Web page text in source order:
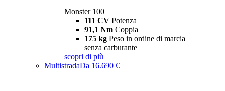
Monster 100
111 CV Potenza
91,1 Nm Coppia
175 kg Peso in ordine di marcia
senza carburante
scopri di più
MultistradaDa 16.690 €